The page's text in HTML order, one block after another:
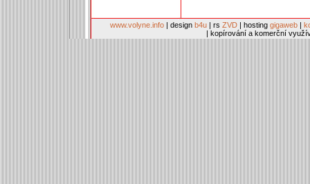
www.volyne.info | design b4u | rs ZVD | hosting gigaweb |
| kopírování a komerční